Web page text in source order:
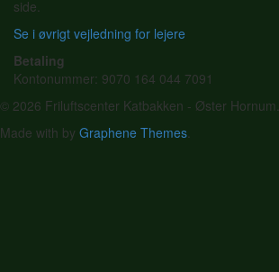
side.
Se i øvrigt vejledning for lejere
Betaling
Kontonummer: 9070 164 044 7091
© 2026 Friluftscenter Katbakken - Øster Hornum.
Made with by Graphene Themes.